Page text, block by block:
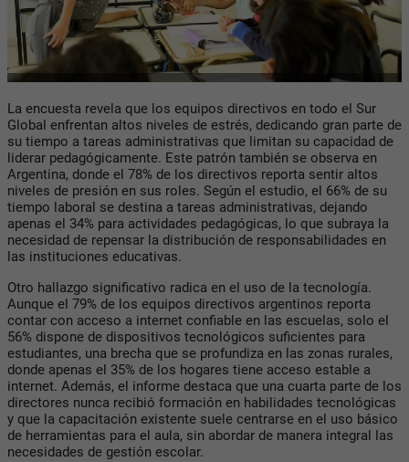
La encuesta revela que los equipos directivos en todo el Sur
Global enfrentan altos niveles de estrés, dedicando gran parte de
su tiempo a tareas administrativas que limitan su capacidad de
liderar pedagógicamente. Este patrón también se observa en
Argentina, donde el 78% de los directivos reporta sentir altos
niveles de presión en sus roles. Según el estudio, el 66% de su
tiempo laboral se destina a tareas administrativas, dejando
apenas el 34% para actividades pedagógicas, lo que subraya la
necesidad de repensar la distribución de responsabilidades en
las instituciones educativas.
Otro hallazgo significativo radica en el uso de la tecnología.
Aunque el 79% de los equipos directivos argentinos reporta
contar con acceso a internet confiable en las escuelas, solo el
56% dispone de dispositivos tecnológicos suficientes para
estudiantes, una brecha que se profundiza en las zonas rurales,
donde apenas el 35% de los hogares tiene acceso estable a
internet. Además, el informe destaca que una cuarta parte de los
directores nunca recibió formación en habilidades tecnológicas
y que la capacitación existente suele centrarse en el uso básico
de herramientas para el aula, sin abordar de manera integral las
necesidades de gestión escolar.